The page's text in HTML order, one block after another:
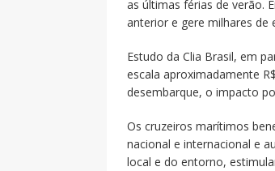
as últimas férias de verão.
anterior e gere milhares de
Estudo da Clia Brasil, em
escala aproximadamente
desembarque, o impacto
Os cruzeiros marítimos
nacional e internacional e
local e do entorno,